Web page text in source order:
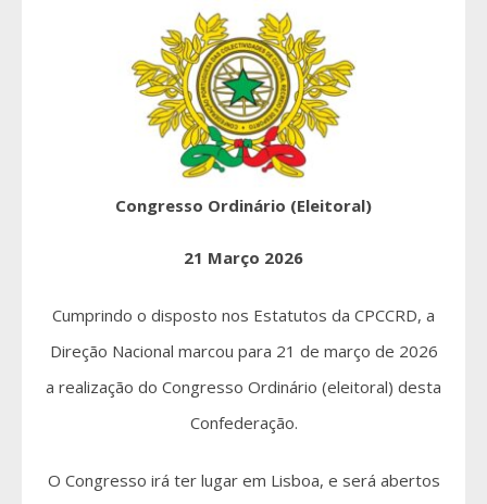
Congresso Ordinário (Eleitoral)
21 Março 2026
Cumprindo o disposto nos Estatutos da CPCCRD, a
Direção Nacional marcou para 21 de março de 2026
a realização do Congresso Ordinário (eleitoral) desta
Confederação.
O Congresso irá ter lugar em Lisboa, e será abertos